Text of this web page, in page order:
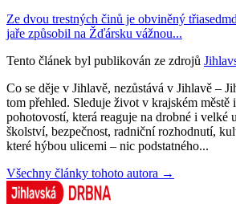
Ze dvou trestných činů je obviněný
jaře způsobil na Žďársku vážnou...
Tento článek byl publikován ze zdrojů
Co se děje v Jihlavě, nezůstává v Jihlavě –
tom přehled. Sleduje život v krajském městě
pohotovostí, která reaguje na drobné i velké
školství, bezpečnost, radniční rozhodnutí,
které hýbou ulicemi – nic podstatného...
Všechny články tohoto autora →